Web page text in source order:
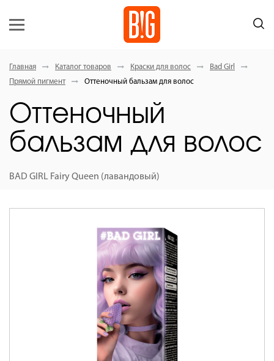
Главная Каталог товаров Краски для волос
Bad Girl
Прямой пигмент
Оттеночный бальзам для волос
Оттеночный
бальзам для волос
BAD GIRL Fairy Queen (лавандовый)